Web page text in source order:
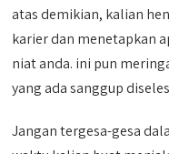
atas demikian, kalian
karier dan menetapkan
niat anda. ini pun
yang ada sanggup
Jangan tergesa-gesa